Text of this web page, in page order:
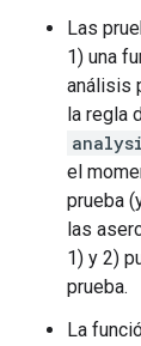
Las
1) una
análisis
la regla
el
prueba
las
1) y 2)
prueba.
La